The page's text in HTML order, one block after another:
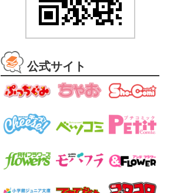
公式サイト